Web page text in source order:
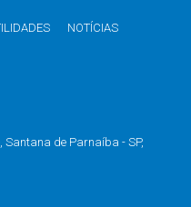
NOTÍCIAS
Santana de Parnaíba - SP,